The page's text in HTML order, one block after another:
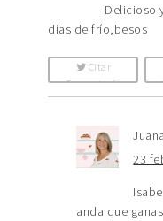
Delicioso
días de frío,besos
Citar
Comentario
Juana
23
anda que